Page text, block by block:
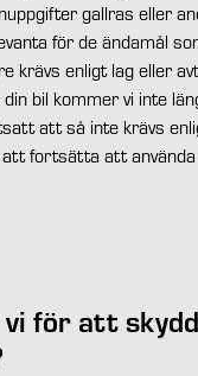
gallras eller
för de ändamål
krävs enligt lag eller
bil kommer vi inte
att så inte krävs
fortsätta att använda
vi för att